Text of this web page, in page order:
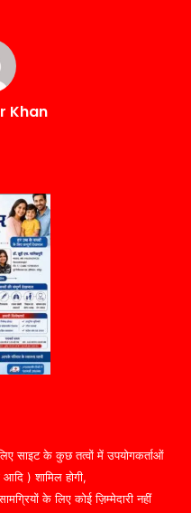
Khan
साइट के कुछ तत्वों में उपयोगकर्ताओं
आदि ) शामिल होगी,
के लिए कोई ज़िम्मेदारी नहीं